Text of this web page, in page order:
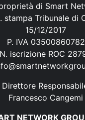
di Smart
stampa Tribunale di
15/12/2017
P. IVA 03500860782
N. iscrizione ROC
Direttore
Francesco Cangemi
NETWORK